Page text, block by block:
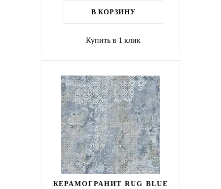
В КОРЗИНУ
Купить в 1 клик
КЕРАМОГРАНИТ RUG BLUE